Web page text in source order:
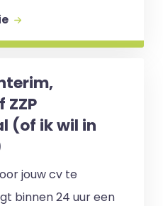
ZZP
(of ik wil in
jouw cv te
binnen 24 uur een